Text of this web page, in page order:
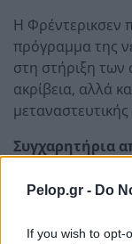
Pelop.gr - Do
If you wish to opt-
Η Φρέντερικσεν
πρόγραμμα της
στη στήριξη των
ακρίβεια, αλλά
μεταναστευτικής
Συγχαρητήρια
Τη νέα
της Ευρωπαϊκής
με ανάρτησή της